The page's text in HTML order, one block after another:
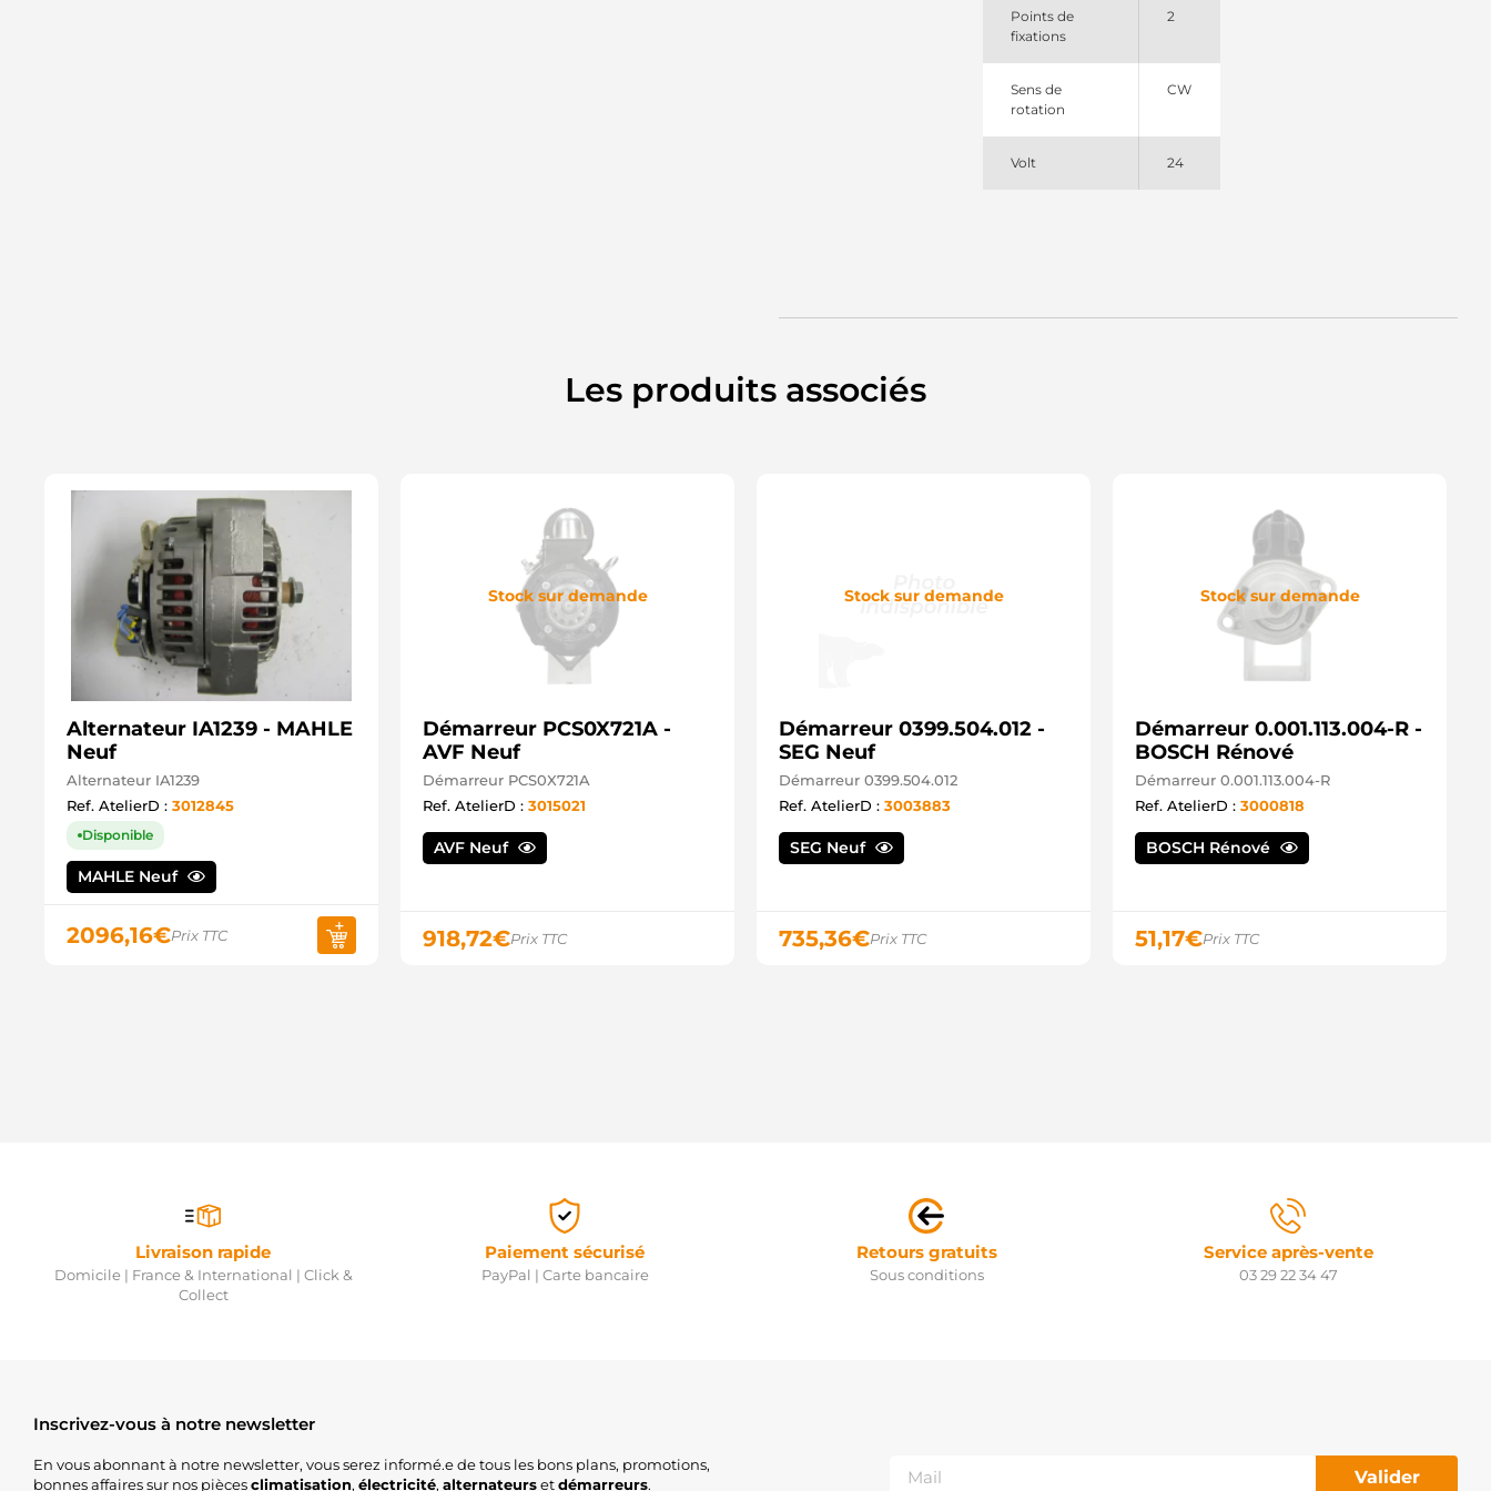
Points de
fixations
2
Sens de
rotation
CW
Volt 24
Les produits associés
Alternateur IA1239 - MAHLE
Neuf
Alternateur IA1239
Ref. AtelierD : 3012845
Disponible
MAHLE Neuf
2096,16€Prix TTC
Stock sur demande
Démarreur PCS0X721A -
AVF Neuf
Démarreur PCS0X721A
Ref. AtelierD : 3015021
AVF Neuf
918,72€Prix TTC
Stock sur demande
Démarreur 0399.504.012 -
SEG Neuf
Démarreur 0399.504.012
Ref. AtelierD : 3003883
SEG Neuf
735,36€Prix TTC
Stock sur demande
Démarreur 0.001.113.004-R -
BOSCH Rénové
Démarreur 0.001.113.004-R
Ref. AtelierD : 3000818
BOSCH Rénové
51,17€Prix TTC
Livraison rapide
Domicile | France & International | Click &
Collect
Paiement sécurisé
PayPal | Carte bancaire
Retours gratuits
Sous conditions
Service après-vente
03 29 22 34 47
Inscrivez-vous à notre newsletter
En vous abonnant à notre newsletter, vous serez informé.e de tous les bons plans, promotions,
bonnes affaires sur nos piècesclimatisation, électricité, alternateursetdémarreurs. Valider